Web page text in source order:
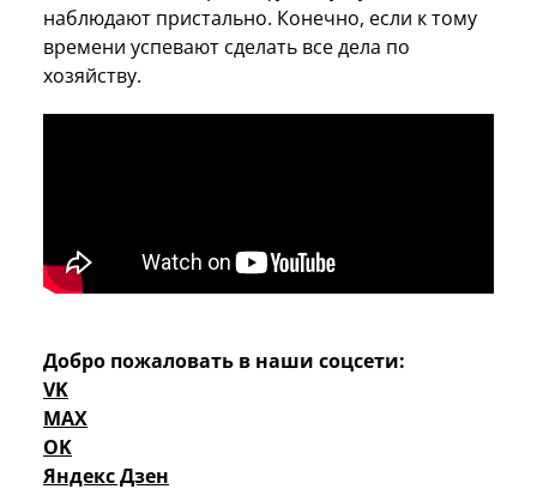
наблюдают пристально. Конечно, если к тому
времени успевают сделать все дела по
хозяйству.
Добро пожаловать в наши соцсети:
VK
MAX
OK
Яндекс Дзен